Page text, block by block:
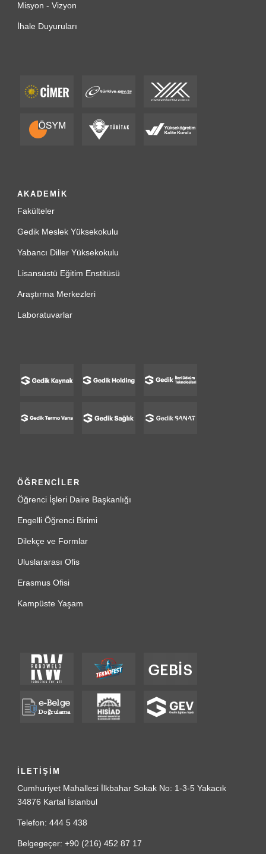
Misyon - Vizyon
İhale Duyuruları
AKADEMİK
Fakülteler
Gedik Meslek Yüksekokulu
Yabancı Diller Yüksekokulu
Lisansüstü Eğitim Enstitüsü
Araştırma Merkezleri
Laboratuvarlar
ÖĞRENCİLER
Öğrenci İşleri Daire Başkanlığı
Engelli Öğrenci Birimi
Dilekçe ve Formlar
Uluslararası Ofis
Erasmus Ofisi
Kampüste Yaşam
İLETİŞİM
Cumhuriyet Mahallesi İlkbahar Sokak No: 1-3-5 Yakacık
34876 Kartal İstanbul
Telefon: 444 5 438
Belgegeçer: +90 (216) 452 87 17